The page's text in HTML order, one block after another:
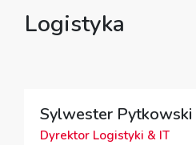
Logistyka
Sylwester Pytkowski
Dyrektor Logistyki & IT